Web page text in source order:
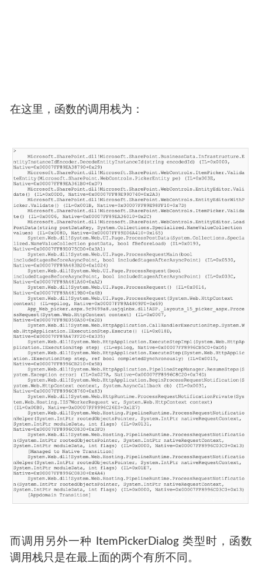
在这里，函数的调用栈为：
而调用另外一种 ItemPickerDialog 类型时，函数
调用栈只是在最上面的两个有所不同。